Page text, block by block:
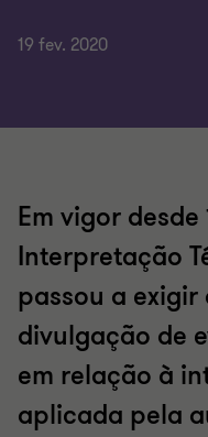
19 fev. 2020
Em vigor desde
Interpretação
passou a exigir
divulgação de
em relação à
aplicada pela